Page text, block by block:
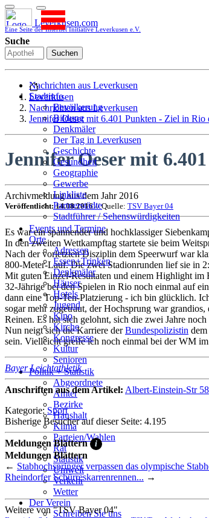
Leverkusen.com
Eine Seite der Internet Initiative Leverkusen e.V.
Suche
Suchen
Nachrichten aus Leverkusen
Stadtinfo
Bevölkerung
Bildung
Denkmäler
Der Tag in Leverkusen
Geschichte
Gesundheit
Geographie
Gewerbe
Linkliste
Partnerstädte
Stadtführer / Sehenswürdigkeiten
Stadtplan
Stadtteile
Sport
Who is who
Wohnen
Events und Termine
Orte
Adressen
Essen+Trinken
Denkmäler
Häuser
Hotels
Jugend
Kino
Kirche
Kongresse
Kultur
Senioren
Stadtführer
Straßen
Politik + Statistik
Abgeordnete
Ämter
Bezirke
Haushalt
Klima
Parteien/Wahlen
Rat
Statistik
Umwelt
Verkehr
Wetter
Der Verein
Schreiben Sie uns
Leverkusen
Nachrichten aus Leverkusen
Jennifer Oeser mit 6.401 Punkten - Ziel in Rio
Jennifer Oeser mit
Archivmeldung aus dem Jahr 2016
Veröffentlicht: 14.08.2016// Quelle: TSV Bayer 04
Es war ein spannender und hochklassiger
In den zweiten Wettkampftag startete sie beim
Nach der vorletzten Disziplin dem Speerwurf war
800-Meter-Lauf. Die zwei Stadionrunden lief sie in
Mit guten Einzel-Resultaten und einem Highlight im
32-Jährige bei den Spielen in Rio noch einmal auf
dann eine Top-Ten-Platzierung - ich bin glücklich.
sogar mehr zugetraut, der Hochsprung war
Reinen. Es hat sich gelohnt, sich die zwei Jahre
Nun neigt sich die Karriere derBundespolizistin
sein. Vielleicht greife ich noch einmal bei der WM
Bayer Leichtathletik
Anschriften aus dem Artikel: Albert-Einstein-Str 58
Kategorie:Sport
Bisherige Besucher auf dieser Seite: 4.195
Meldungen Blättern i
Meldungen Blättern
← Stabhochspringer verpassen das olympische
Rheindorfer Schürreskarrenrennen... →
Weitere von "TSV Bayer 04"